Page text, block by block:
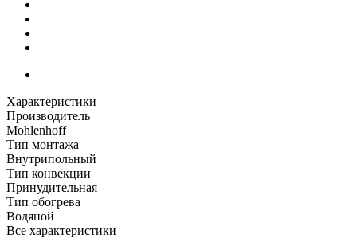
Характеристики
Производитель
Mohlenhoff
Тип монтажа
Внутрипольный
Тип конвекции
Принудительная
Тип обогрева
Водяной
Все характеристики